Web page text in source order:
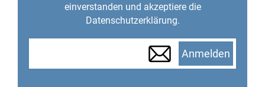
einverstanden und akzeptiere die
Datenschutzerklärung.
Anmelden